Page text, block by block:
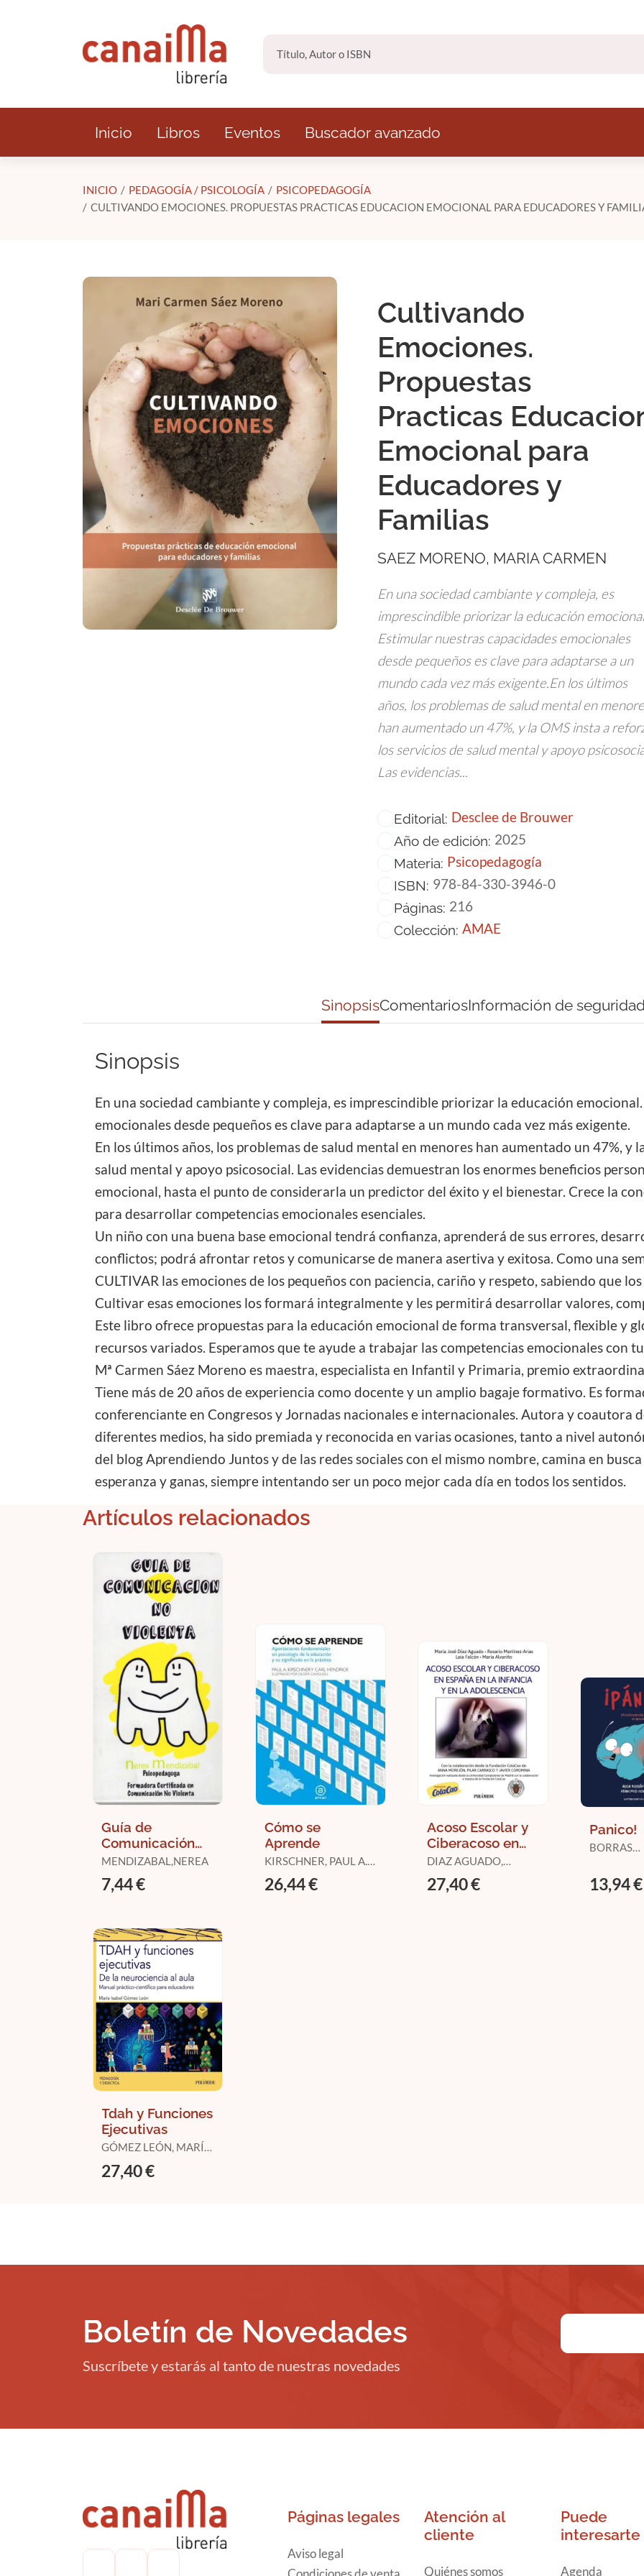
Inicio Libros Eventos Buscador avanzado
INICIO PEDAGOGÍA / PSICOLOGÍA
PSICOPEDAGOGÍA
CULTIVANDO EMOCIONES. PROPUESTAS PRACTICAS EDUCACION EMOCIONAL PARA EDUCADORES Y
Cultivando
Emociones.
Propuestas
Practicas
Emocional para
Educadores y
Familias
SAEZ MORENO, MARIA CARMEN
En una sociedad cambiante y compleja, es
imprescindible priorizar la educación
Estimular nuestras capacidades emocionales
desde pequeños es clave para adaptarse a un
mundo cada vez más exigente.En los últimos
años, los problemas de salud mental en
han aumentado un 47%, y la OMS insta a
los servicios de salud mental y apoyo
Las evidencias...
Editorial: Desclee de Brouwer
Año de edición: 2025
Materia: Psicopedagogía
ISBN: 978-84-330-3946-0
Páginas: 216
Colección: AMAE
SinopsisComentariosInformación de seguridad
Sinopsis
En una sociedad cambiante y compleja, es imprescindible priorizar la educación
emocionales desde pequeños es clave para adaptarse a un mundo cada vez más exigente.
En los últimos años, los problemas de salud mental en menores han aumentado un 47%, y
salud mental y apoyo psicosocial. Las evidencias demuestran los enormes beneficios
emocional, hasta el punto de considerarla un predictor del éxito y el bienestar. Crece la
para desarrollar competencias emocionales esenciales.
Un niño con una buena base emocional tendrá confianza, aprenderá de sus errores,
conflictos; podrá afrontar retos y comunicarse de manera asertiva y exitosa. Como una
CULTIVAR las emociones de los pequeños con paciencia, cariño y respeto, sabiendo que
Cultivar esas emociones los formará integralmente y les permitirá desarrollar valores,
Este libro ofrece propuestas para la educación emocional de forma transversal, flexible y
recursos variados. Esperamos que te ayude a trabajar las competencias emocionales con
Mª Carmen Sáez Moreno es maestra, especialista en Infantil y Primaria, premio
Tiene más de 20 años de experiencia como docente y un amplio bagaje formativo. Es
conferenciante en Congresos y Jornadas nacionales e internacionales. Autora y coautora
diferentes medios, ha sido premiada y reconocida en varias ocasiones, tanto a nivel
del blog Aprendiendo Juntos y de las redes sociales con el mismo nombre, camina en
esperanza y ganas, siempre intentando ser un poco mejor cada día en todos los sentidos.
Artículos relacionados
Guía de
Comunicación
no Violenta
(Caja)
MENDIZABAL,NEREA
7,44 €
Cómo se
Aprende
KIRSCHNER, PAUL A.
26,44 €
Acoso Escolar y
Ciberacoso en
España en la
Infancia y en la
Adolescencia
DIAZ AGUADO,
MARTÍNEZ ARIAS,
27,40 €
Panico!
BORRAS
FRANCISCO
13,94 €
Tdah y Funciones
Ejecutivas
GÓMEZ LEÓN, MARÍA
27,40 €
Boletín de Novedades
Suscríbete y estarás al tanto de nuestras novedades
Páginas legales
Aviso legal
Atención al
cliente
Quiénes somos
Puede
interesarte
Agenda